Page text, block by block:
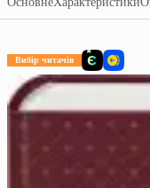
Вибір читачів